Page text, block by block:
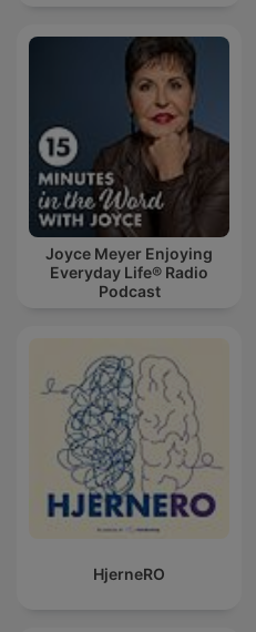
Joyce Meyer Enjoying
Everyday Life® Radio
Podcast
HjerneRO